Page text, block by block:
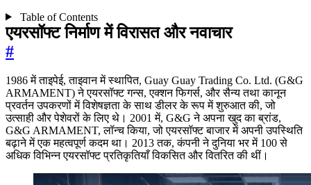
Table of Contents
एयरसॉफ्ट निर्माण में विरासत और नवाचार
#
1986 में ताइपेई, ताइवान में स्थापित, Guay Guay Trading Co. Ltd. (G&G
ARMAMENT) ने एयरसॉफ्ट गन्स, एक्शन फिगर्स, और सैन्य तथा कानून
प्रवर्तन उपकरणों में विशेषज्ञता के साथ डीलर के रूप में शुरुआत की, जो
उत्साही और पेशेवरों के लिए थे। 2001 में, G&G ने अपना खुद का ब्रांड,
G&G ARMAMENT, लॉन्च किया, जो एयरसॉफ्ट बाजार में अपनी उपस्थिति
बढ़ाने में एक महत्वपूर्ण कदम था। 2013 तक, कंपनी ने दुनिया भर में 100 से
अधिक विभिन्न एयरसॉफ्ट प्रतिकृतियाँ विकसित और वितरित की थीं।